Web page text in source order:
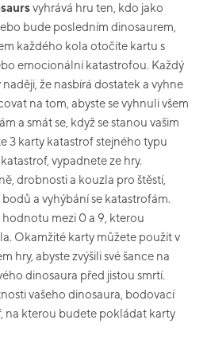
vyhrává hru ten, kdo jako
bude posledním dinosaurem,
každého kola otočíte kartu s
emocionální katastrofou. Každý
že nasbírá dostatek a vyhne
na tom, abyste se vyhnuli všem
a smát se, když se stanou vašim
3 karty katastrof stejného typu
vypadnete ze hry.
drobnosti a kouzla pro štěstí,
a vyhýbání se katastrofám.
mezi 0 a 9, kterou
Okamžité karty můžete použít v
hry, abyste zvýšili své šance na
dinosaura před jistou smrtí.
vašeho dinosaura, bodovací
na kterou budete pokládat karty